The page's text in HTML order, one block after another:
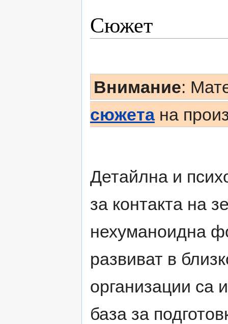
Сюжет
Внимание:
сюжетана
Детайлна и
за контакта на
нехуманоидна
развиват в
организации са
база за